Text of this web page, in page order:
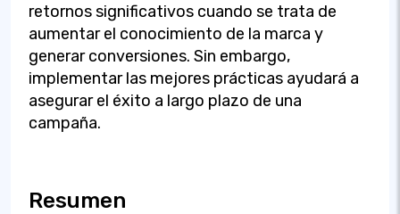
retornos significativos cuando se trata de
aumentar el conocimiento de la marca y
generar conversiones. Sin embargo,
implementar las mejores prácticas ayudará a
asegurar el éxito a largo plazo de una
campaña.
Resumen